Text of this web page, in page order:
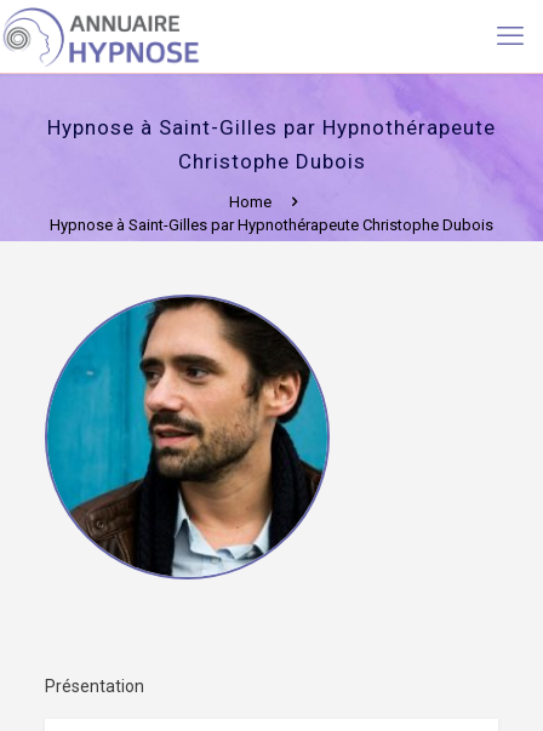
Hypnose à Saint-Gilles par Hypnothérapeute
Christophe Dubois
Home
Hypnose à Saint-Gilles par Hypnothérapeute Christophe Dubois
Présentation